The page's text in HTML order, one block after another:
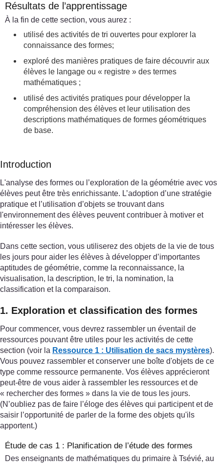
Résultats de l’apprentissage
À la fin de cette section, vous aurez :
utilisé des activités de tri ouvertes pour explorer la
connaissance des formes;
exploré des manières pratiques de faire découvrir aux
élèves le langage ou « registre » des termes
mathématiques ;
utilisé des activités pratiques pour développer la
compréhension des élèves et leur utilisation des
descriptions mathématiques de formes géométriques
de base.
Introduction
L'analyse des formes ou l’exploration de la géométrie avec vos
élèves peut être très enrichissante. L’adoption d’une stratégie
pratique et l’utilisation d’objets se trouvant dans
l'environnement des élèves peuvent contribuer à motiver et
intéresser les élèves.
Dans cette section, vous utiliserez des objets de la vie de tous
les jours pour aider les élèves à développer d’importantes
aptitudes de géométrie, comme la reconnaissance, la
visualisation, la description, le tri, la nomination, la
classification et la comparaison.
1. Exploration et classification des formes
Pour commencer, vous devrez rassembler un éventail de
ressources pouvant être utiles pour les activités de cette
section (voir la Ressource 1 : Utilisation de sacs mystères).
Vous pouvez rassembler et conserver une boîte d'objets de ce
type comme ressource permanente. Vos élèves apprécieront
peut-être de vous aider à rassembler les ressources et de
« rechercher des formes » dans la vie de tous les jours.
(N’oubliez pas de faire l’éloge des élèves qui participent et de
saisir l’opportunité de parler de la forme des objets qu'ils
apportent.)
Étude de cas 1 : Planification de l’étude des formes
Des enseignants de mathématiques du primaire à Tsévié, au